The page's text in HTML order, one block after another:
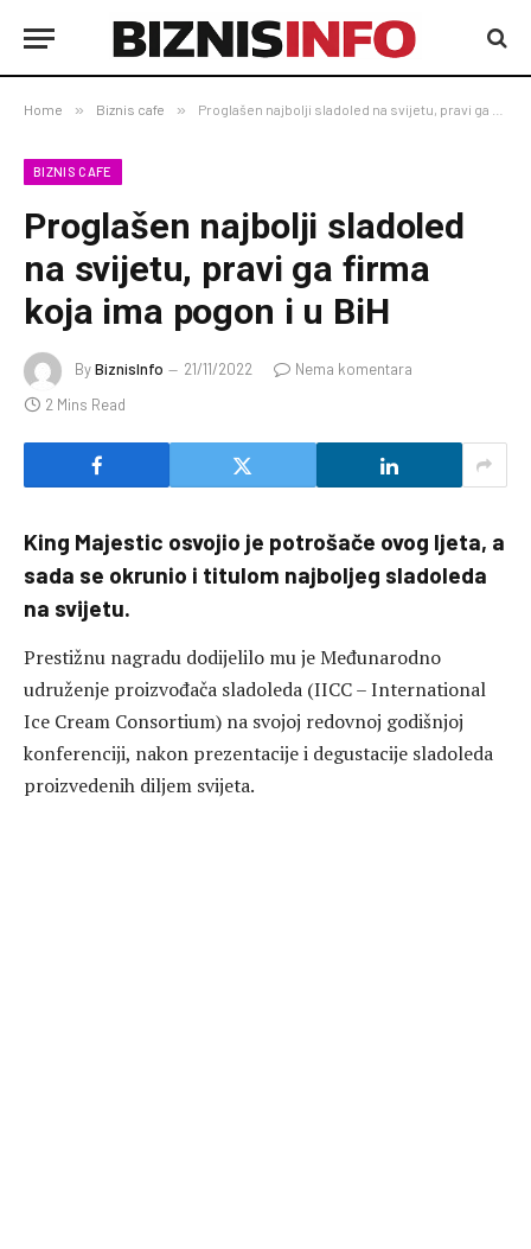
Home » Biznis cafe » Proglašen najbolji sladoled na svijetu, pravi ga firma koja ima pogon i u BiH
BIZNIS CAFE
Proglašen najbolji sladoled
na svijetu, pravi ga firma
koja ima pogon i u BiH
ByBiznisInfo 21/11/2022
Nema komentara
2 Mins Read
King Majestic osvojio je potrošače ovog ljeta, a
sada se okrunio i titulom najboljeg sladoleda
na svijetu.
Prestižnu nagradu dodijelilo mu je Međunarodno
udruženje proizvođača sladoleda (IICC – International
Ice Cream Consortium) na svojoj redovnoj godišnjoj
konferenciji, nakon prezentacije i degustacije sladoleda
proizvedenih diljem svijeta.